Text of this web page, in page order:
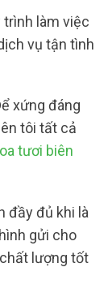
làm việc
vụ tận tình
xứng đáng
tôi tất cả
tươi biên
đầy đủ khi là
gửi cho
lượng tốt